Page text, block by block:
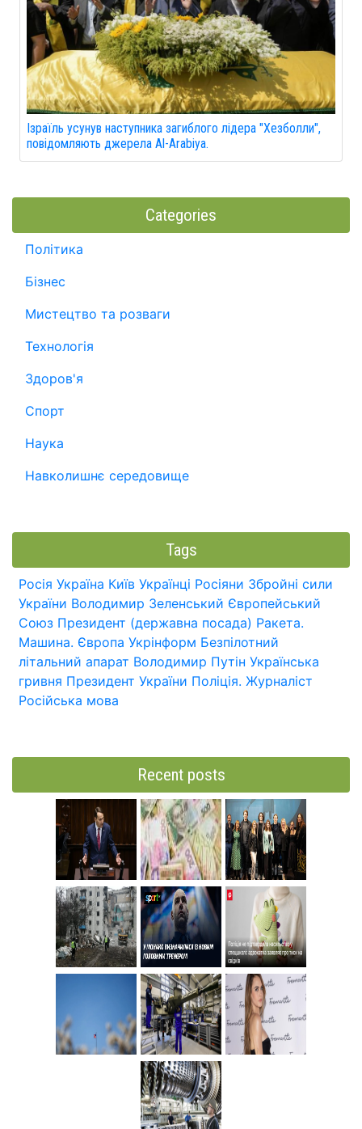
Ізраїль усунув наступника загиблого лідера "Хезболли",
повідомляють джерела Al-Arabiya.
Categories
Політика
Бізнес
Мистецтво та розваги
Технологія
Здоров'я
Спорт
Наука
Навколишнє середовище
Tags
Росія Україна Київ Українці Росіяни Збройні сили
України Володимир Зеленський Європейський
Союз Президент (державна посада) Ракета.
Машина. Європа Укрінформ Безпілотний
літальний апарат Володимир Путін Українська
гривня Президент України Поліція. Журналіст
Російська мова
Recent posts